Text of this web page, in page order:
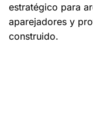
estratégico para
aparejadores y
construido.